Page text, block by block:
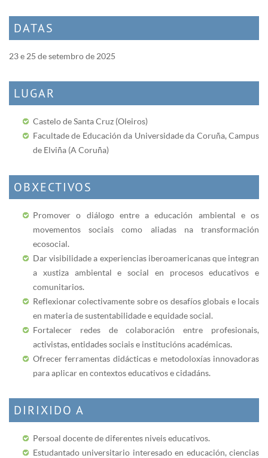
DATAS
23 e 25 de setembro de 2025
LUGAR
Castelo de Santa Cruz (Oleiros)
Facultade de Educación da Universidade da Coruña, Campus
de Elviña (A Coruña)
OBXECTIVOS
Promover o diálogo entre a educación ambiental e os
movementos sociais como aliadas na transformación
ecosocial.
Dar visibilidade a experiencias iberoamericanas que integran
a xustiza ambiental e social en procesos educativos e
comunitarios.
Reflexionar colectivamente sobre os desafíos globais e locais
en materia de sustentabilidade e equidade social.
Fortalecer redes de colaboración entre profesionais,
activistas, entidades sociais e institucións académicas.
Ofrecer ferramentas didácticas e metodoloxías innovadoras
para aplicar en contextos educativos e cidadáns.
DIRIXIDO A
Persoal docente de diferentes niveis educativos.
Estudantado universitario interesado en educación, ciencias